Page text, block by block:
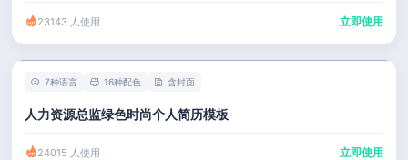
23143 人使用 立即使用
7种语言 16种配色 含封面
人力资源总监绿色时尚个人简历模板
24015 人使用 立即使用